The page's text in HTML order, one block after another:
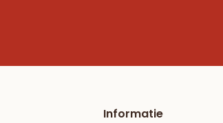
Informatie